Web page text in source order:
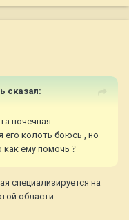
сказал:
почечная
его колоть боюсь , но
как ему помочь ?
специализируется на
области.